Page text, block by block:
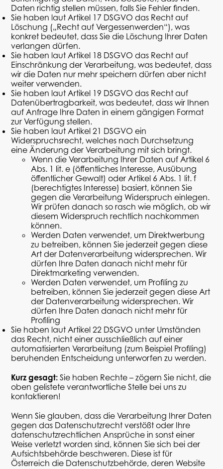
Datenrichtig stellen müssen, falls Sie Fehler finden.
Sie haben laut Artikel 17 DSGVO das Recht auf
Löschung („Recht aufVergessenwerden“), was
konkret bedeutet, dass Sie die Löschung Ihrer Daten
verlangen dürfen.
Sie haben laut Artikel 18 DSGVO das Recht auf
Einschränkung der Verarbeitung, was bedeutet, dass
wir die Daten nur mehr speichern dürfen aber nicht
weiter verwenden.
Sie haben laut Artikel 19 DSGVO das Recht auf
Datenübertragbarkeit, was bedeutet, dass wir Ihnen
auf Anfrage Ihre Daten in einem gängigen Format
zur Verfügung stellen.
Sie haben laut Artikel 21 DSGVO ein
Widerspruchsrecht, welches nach Durchsetzung
eine Änderung der Verarbeitung mit sich bringt.
Wenn die Verarbeitung Ihrer Daten auf Artikel 6
Abs. 1 lit. e (öffentliches Interesse, Ausübung
öffentlicher Gewalt) oder Artikel 6 Abs. 1 lit. f
(berechtigtes Interesse) basiert, können Sie
gegen die Verarbeitung Widerspruch einlegen.
Wir prüfen danach so rasch wie möglich, ob wir
diesem Widerspruch rechtlich nachkommen
können.
Werden Daten verwendet, um Direktwerbung
zu betreiben, können Sie jederzeit gegen diese
Art der Datenverarbeitung widersprechen. Wir
dürfen Ihre Daten danach nicht mehr für
Direktmarketing verwenden.
Werden Daten verwendet, um Profiling zu
betreiben, können Sie jederzeit gegen diese Art
der Datenverarbeitung widersprechen. Wir
dürfen Ihre Daten danach nicht mehr für
Profiling
Sie haben laut Artikel 22 DSGVO unter Umständen
das Recht, nicht einer ausschließlich auf einer
automatisierten Verarbeitung (zum Beispiel Profiling)
beruhenden Entscheidung unterworfen zu werden.
Kurz gesagt: Sie haben Rechte – zögern Sie nicht, die
oben gelistete verantwortliche Stelle bei uns zu
kontaktieren!
Wenn Sie glauben, dass die Verarbeitung Ihrer Daten
gegen das Datenschutzrecht verstößt oder Ihre
datenschutzrechtlichen Ansprüche in sonst einer
Weise verletzt worden sind, können Sie sich bei der
Aufsichtsbehörde beschweren. Diese ist für
Österreich die Datenschutzbehörde, deren Website